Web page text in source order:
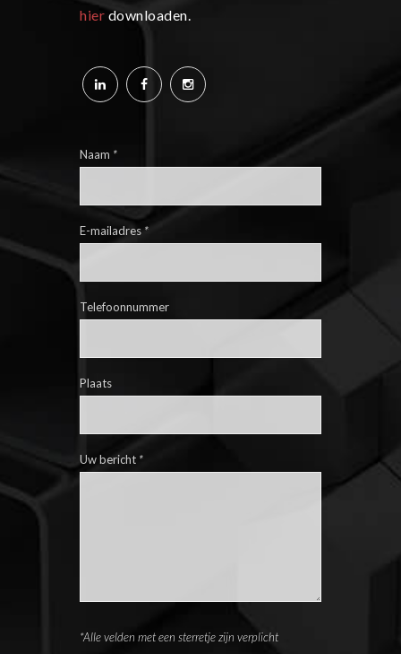
hier downloaden.
Naam *
E-mailadres *
Telefoonnummer
Plaats
Uw bericht *
*Alle velden met een sterretje zijn verplicht